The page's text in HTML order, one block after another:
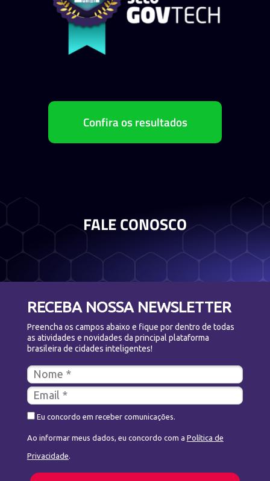
Confira os resultados
FALE CONOSCO
RECEBA NOSSA NEWSLETTER
Preencha os campos abaixo e fique por dentro de todas
as atividades e novidades da principal plataforma
brasileira de cidades inteligentes!
Eu concordo em receber comunicações.
Ao informar meus dados, eu concordo com a Política de
Privacidade